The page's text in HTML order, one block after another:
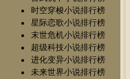
时空穿梭小说排行榜
星际恋歌小说排行榜
末世危机小说排行榜
超级科技小说排行榜
进化变异小说排行榜
未来世界小说排行榜